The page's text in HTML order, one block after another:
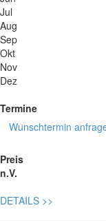
Jul
Aug
Sep
Okt
Nov
Dez
Termine
Wunschtermin
Preis
n.V.
DETAILS >>